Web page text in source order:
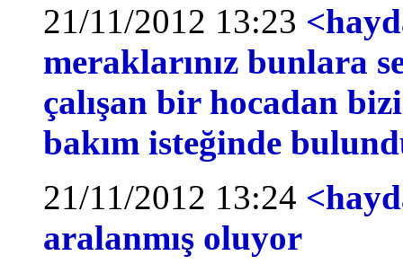
21/11/2012 13:23
meraklarınız bunlara
çalışan bir hocadan
bakım isteğinde
21/11/2012 13:24
aralanmış oluyor